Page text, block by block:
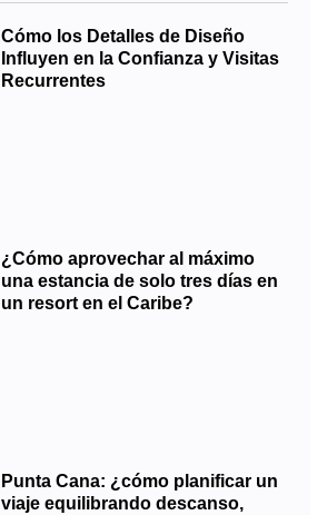
Cómo los Detalles de Diseño
Influyen en la Confianza y Visitas
Recurrentes
¿Cómo aprovechar al máximo
una estancia de solo tres días en
un resort en el Caribe?
Punta Cana: ¿cómo planificar un
viaje equilibrando descanso,